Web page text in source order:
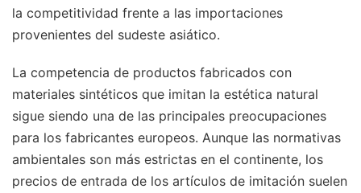
la competitividad frente a las importaciones
provenientes del sudeste asiático.
La competencia de productos fabricados con
materiales sintéticos que imitan la estética natural
sigue siendo una de las principales preocupaciones
para los fabricantes europeos. Aunque las normativas
ambientales son más estrictas en el continente, los
precios de entrada de los artículos de imitación suelen